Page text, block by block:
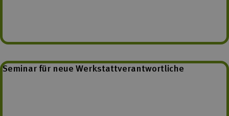
Seminar für neue Werkstattverantwortliche